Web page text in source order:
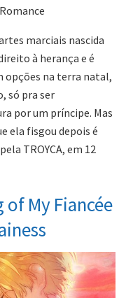
marciais nascida
à herança e é
opções na terra natal,
só pra ser
por um príncipe. Mas
ela fisgou depois é
TROYCA, em 12
My Fiancée